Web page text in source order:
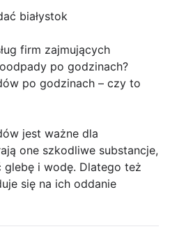
białystok
firm zajmujących
po godzinach?
po godzinach – czy to
jest ważne dla
one szkodliwe substancje,
i wodę. Dlatego też
się na ich oddanie